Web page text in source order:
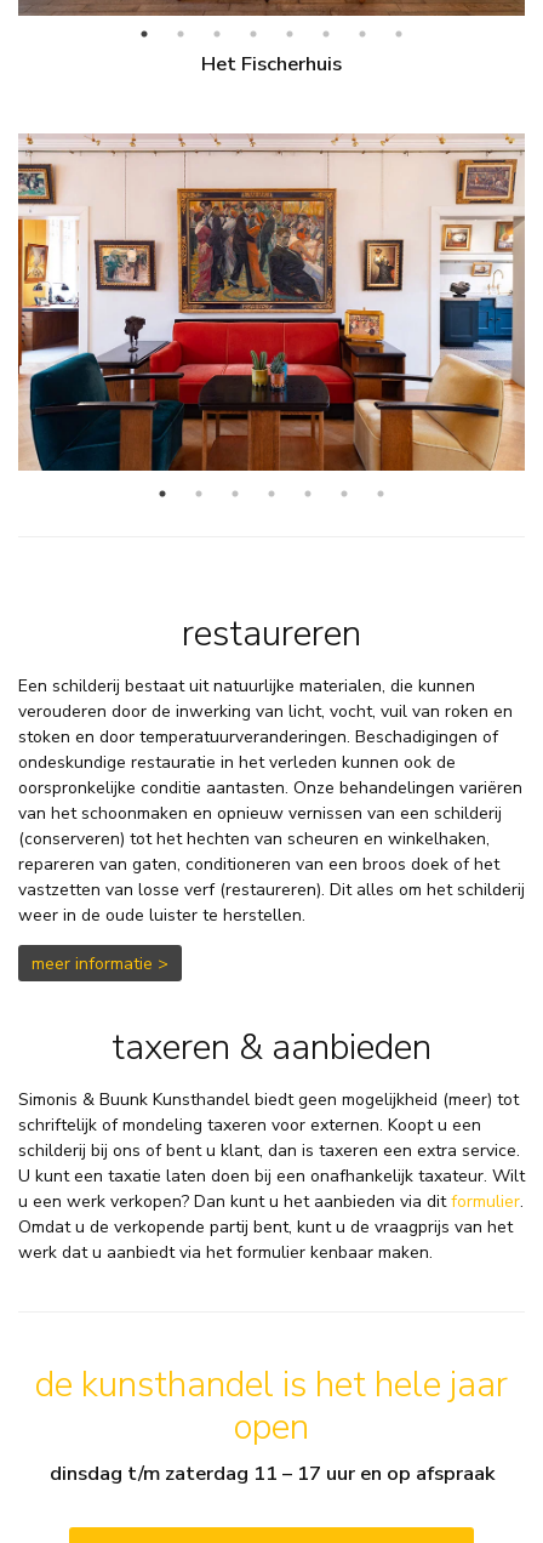
Het Fischerhuis
restaureren
Een schilderij bestaat uit natuurlijke materialen, die kunnen
verouderen door de inwerking van licht, vocht, vuil van roken en
stoken en door temperatuurveranderingen. Beschadigingen of
ondeskundige restauratie in het verleden kunnen ook de
oorspronkelijke conditie aantasten. Onze behandelingen variëren
van het schoonmaken en opnieuw vernissen van een schilderij
(conserveren) tot het hechten van scheuren en winkelhaken,
repareren van gaten, conditioneren van een broos doek of het
vastzetten van losse verf (restaureren). Dit alles om het schilderij
weer in de oude luister te herstellen.
meer informatie >
taxeren & aanbieden
Simonis & Buunk Kunsthandel biedt geen mogelijkheid (meer) tot
schriftelijk of mondeling taxeren voor externen. Koopt u een
schilderij bij ons of bent u klant, dan is taxeren een extra service.
U kunt een taxatie laten doen bij een onafhankelijk taxateur. Wilt
u een werk verkopen? Dan kunt u het aanbieden via ditformulier.
Omdat u de verkopende partij bent, kunt u de vraagprijs van het
werk dat u aanbiedt via het formulier kenbaar maken.
de kunsthandel is het hele jaar
open
dinsdag t/m zaterdag 11 – 17 uur en op afspraak